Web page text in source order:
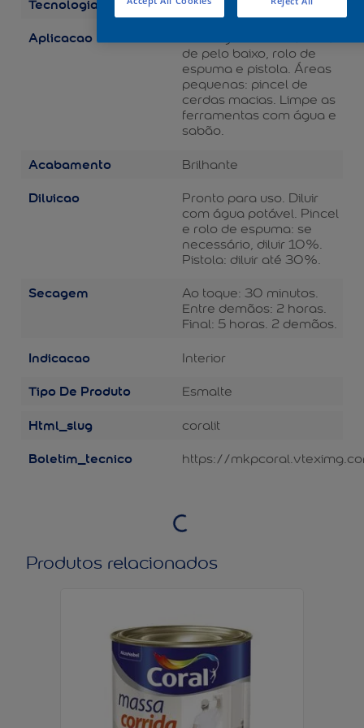
Balance
Aplicacao
de pelo baixo, rolo de
espuma e pistola. Áreas
pequenas: pincel de
cerdas macias. Limpe as
ferramentas com água e
sabão.
Acabamento Brilhante
Diluicao
Pronto para uso. Diluir
com água potável. Pincel
e rolo de espuma: se
necessário, diluir 10%.
Pistola: diluir até 30%.
Secagem
Ao toque: 30 minutos.
Entre demãos: 2 horas.
Final: 5 horas. 2 demãos.
Indicacao Interior
Tipo De Produto Esmalte
Html_slug coralit
Boletim_tecnico https://
Produtos relacionados